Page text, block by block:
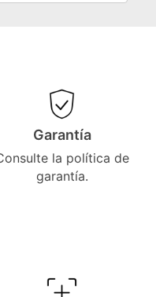
Garantía
la política de
garantía.